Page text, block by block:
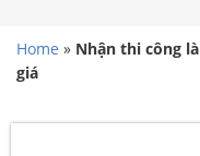
Home » Nhận thi công
giá